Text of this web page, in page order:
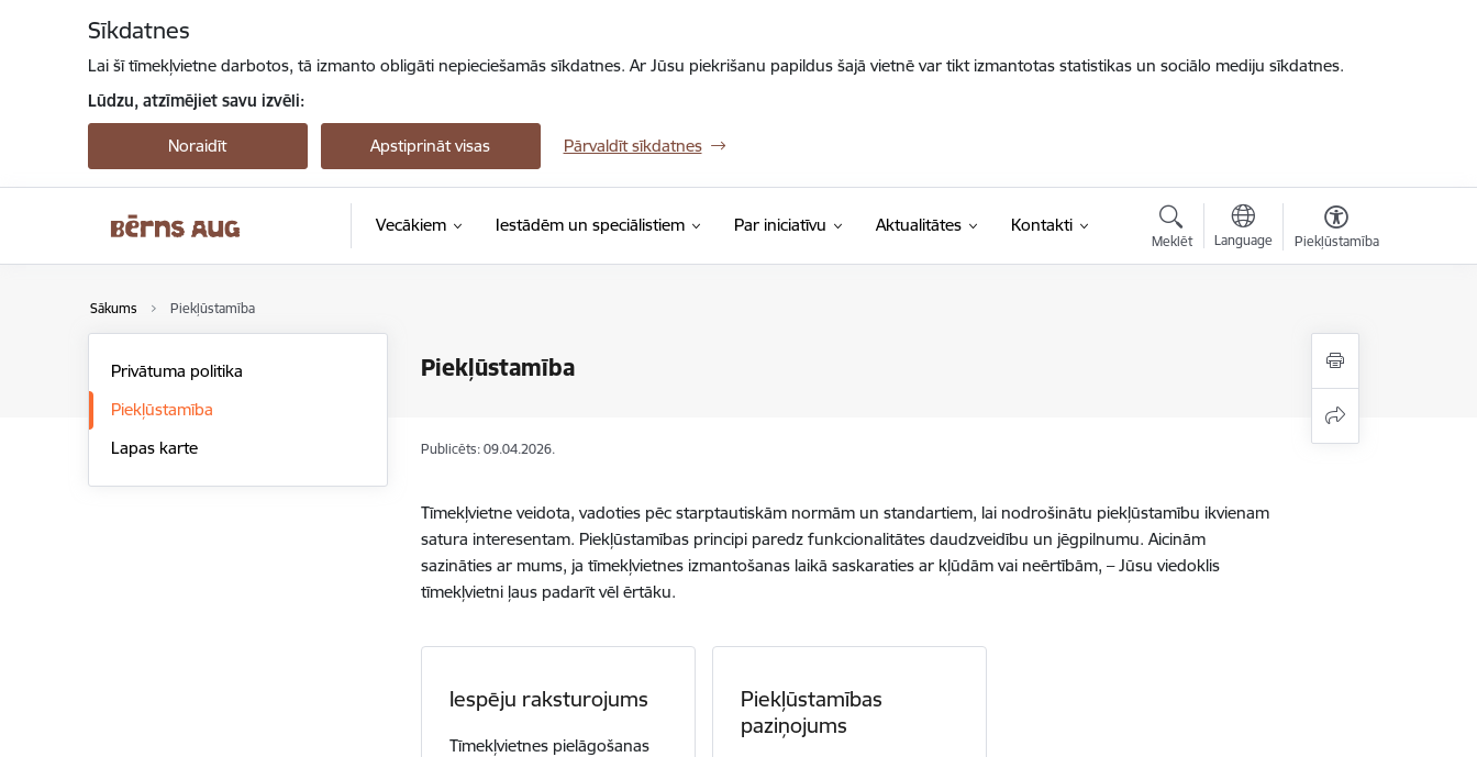
Sīkdatnes
Lai šī tīmekļvietne darbotos, tā izmanto obligāti nepieciešamās sīkdatnes. Ar Jūsu piekrišanu papildus šajā vietnē var tikt izmantotas statistikas un sociālo mediju sīkdatnes.
Lūdzu, atzīmējiet savu izvēli:
Noraidīt Apstiprināt visas Pārvaldīt sīkdatnes
Vecākiem Iestādēm un speciālistiem Par iniciatīvu Aktualitātes Kontakti
Meklēt Language Piekļūstamība
Sākums Piekļūstamība
Piekļūstamība
Privātuma politika
Piekļūstamība
Lapas karte
Publicēts: 09.04.2026.
Tīmekļvietne veidota, vadoties pēc starptautiskām normām un standartiem, lai nodrošinātu piekļūstamību ikvienam
satura interesentam. Piekļūstamības principi paredz funkcionalitātes daudzveidību un jēgpilnumu. Aicinām
sazināties ar mums, ja tīmekļvietnes izmantošanas laikā saskaraties ar kļūdām vai neērtībām, – Jūsu viedoklis
tīmekļvietni ļaus padarīt vēl ērtāku.
Iespēju raksturojums
Tīmekļvietnes pielāgošanas
Piekļūstamības
paziņojums